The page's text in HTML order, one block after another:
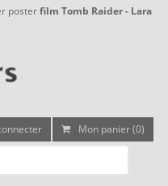
posterfilm Tomb Raider - Lara
Mon panier (0)